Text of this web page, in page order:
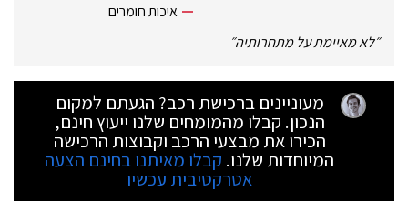
איכות חומרים
״לא מאיימת על מתחרותיה״
מעוניינים ברכישת רכב? הגעתם למקום
הנכון. קבלו מהמומחים שלנו ייעוץ חינם,
הכירו את מבצעי הרכב וקבוצות הרכישה
המיוחדות שלנו. קבלו מאיתנו בחינם הצעה
אטרקטיבית עכשיו